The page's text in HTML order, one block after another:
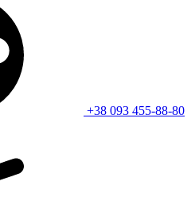
+38 093 455-88-80